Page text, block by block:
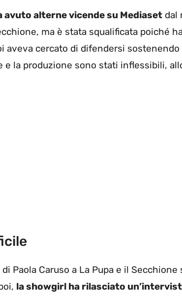
avuto alterne vicende su Mediaset dal
ma è stata squalificata poiché
aveva cercato di difendersi
e la produzione sono stati inflessibili,
Paola Caruso a La Pupa e il
la showgirl ha rilasciato